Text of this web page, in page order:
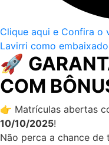
Clique aqui e Confira o
Lavirri como
🚀
COM
👉 Matrículas abertas
10/10/2025!
Não perca a chance de